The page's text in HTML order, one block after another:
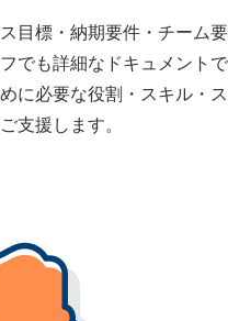
目標・納期要件・チーム要
でも詳細なドキュメントで
に必要な役割・スキル・ス
支援します。